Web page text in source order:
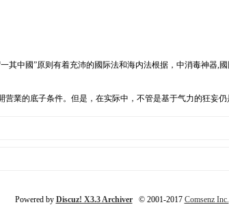
中國”原则有着充沛的國际法和海内法根据，中消毒神器
業的底子条件。但是，在实际中，不管是基于气力的狂妄
Powered by Discuz! X3.3 Archiver© 2001-2017 Comsenz Inc.